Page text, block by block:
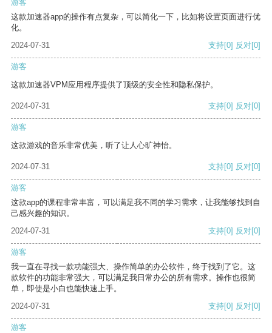
游客
这款加速器app的操作有点复杂，可以简化一下，比如将设置页面进行优
化。
2024-07-31
支持[0] 反对[0]
游客
这款加速器VPM应用程序提供了顶级的安全性和隐私保护。
2024-07-31 支持[0] 反对[0]
游客
这款游戏的音乐非常优美，听了让人心旷神怡。
2024-07-31 支持[0] 反对[0]
游客
这款app的课程非常丰富，可以满足我不同的学习需求，让我能够找到自
己感兴趣的知识。
2024-07-31
支持[0] 反对[0]
游客
我一直在寻找一款功能强大、操作简单的办公软件，终于找到了它。这
款软件的功能非常强大，可以满足我日常办公的所有需求。操作也很简
单，即使是小白也能快速上手。
2024-07-31
支持[0] 反对[0]
游客